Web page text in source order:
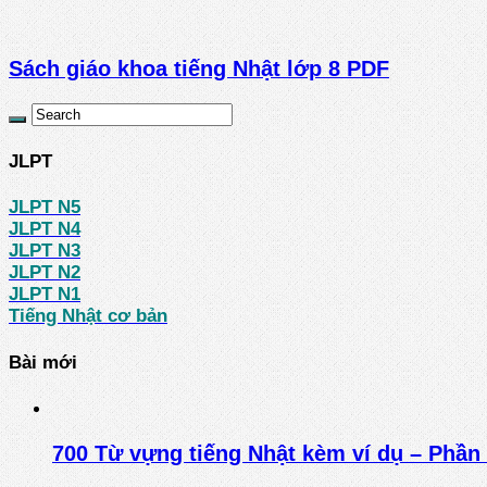
Sách giáo khoa tiếng Nhật lớp 8 PDF
JLPT
JLPT N5
JLPT N4
JLPT N3
JLPT N2
JLPT N1
Tiếng Nhật cơ bản
Bài mới
700 Từ vựng tiếng Nhật kèm ví dụ – Phần